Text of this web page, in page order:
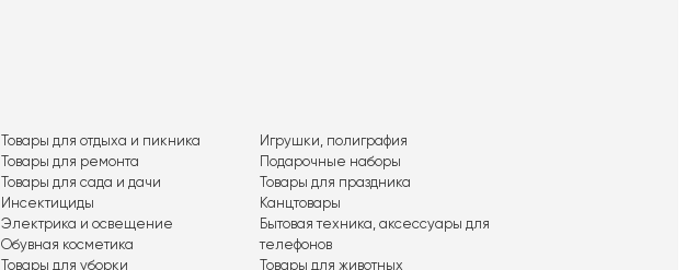
Товары для отдыха и пикника
Товары для ремонта
Товары для сада и дачи
Инсектициды
Электрика и освещение
Обувная косметика
Товары для уборки
Игрушки, полиграфия
Подарочные наборы
Товары для праздника
Канцтовары
Бытовая техника, аксессуары для
телефонов
Товары для животных